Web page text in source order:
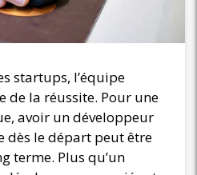
startups, l’équipe
de la réussite. Pour une
avoir un développeur
dès le départ peut être
terme. Plus qu’un